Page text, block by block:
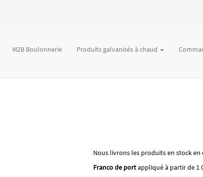
M2B Boulonnerie Produits galvanisés à chaud
Nous livrons les produits en stock en
Franco de portappliqué à partir de 1